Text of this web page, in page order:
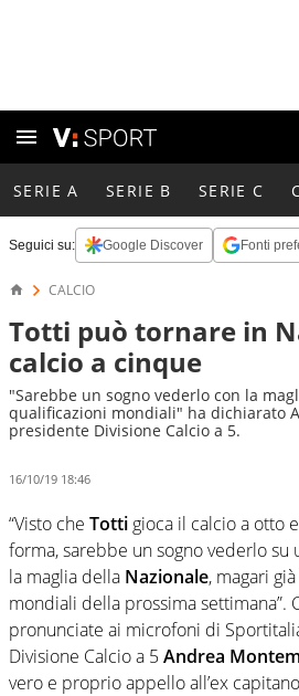
SERIE A SERIE B SERIE C
Seguici su: Google Discover Fonti
CALCIO
Totti può tornare in
calcio a cinque
"Sarebbe un sogno vederlo con la
qualificazioni mondiali" ha dichiarato
presidente Divisione Calcio a 5.
16/10/19 18:46
“Visto che Totti gioca il calcio a otto
forma, sarebbe un sogno vederlo su
la maglia della Nazionale, magari
mondiali della prossima settimana”.
pronunciate ai microfoni di
Divisione Calcio a 5Andrea
vero e proprio appello all’ex